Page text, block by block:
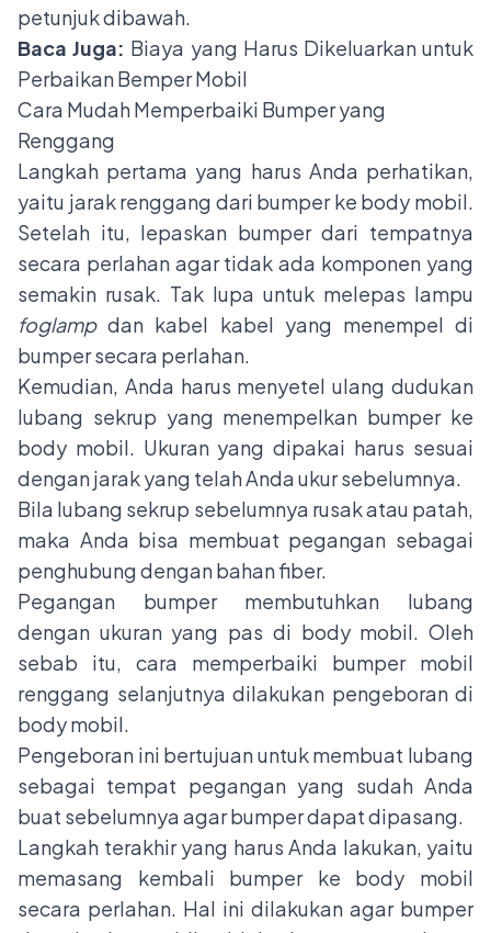
petunjuk dibawah.
Baca Juga: Biaya yang Harus Dikeluarkan untuk
Perbaikan Bemper Mobil
Cara Mudah Memperbaiki Bumper yang
Renggang
Langkah pertama yang harus Anda perhatikan,
yaitu jarak renggang dari bumper ke body mobil.
Setelah itu, lepaskan bumper dari tempatnya
secara perlahan agar tidak ada komponen yang
semakin rusak. Tak lupa untuk melepas lampu
foglamp dan kabel kabel yang menempel di
bumper secara perlahan.
Kemudian, Anda harus menyetel ulang dudukan
lubang sekrup yang menempelkan bumper ke
body mobil. Ukuran yang dipakai harus sesuai
dengan jarak yang telah Anda ukur sebelumnya.
Bila lubang sekrup sebelumnya rusak atau patah,
maka Anda bisa membuat pegangan sebagai
penghubung dengan bahan fiber.
Pegangan bumper membutuhkan lubang
dengan ukuran yang pas di body mobil. Oleh
sebab itu, cara memperbaiki bumper mobil
renggang selanjutnya dilakukan pengeboran di
body mobil.
Pengeboran ini bertujuan untuk membuat lubang
sebagai tempat pegangan yang sudah Anda
buat sebelumnya agar bumper dapat dipasang.
Langkah terakhir yang harus Anda lakukan, yaitu
memasang kembali bumper ke body mobil
secara perlahan. Hal ini dilakukan agar bumper